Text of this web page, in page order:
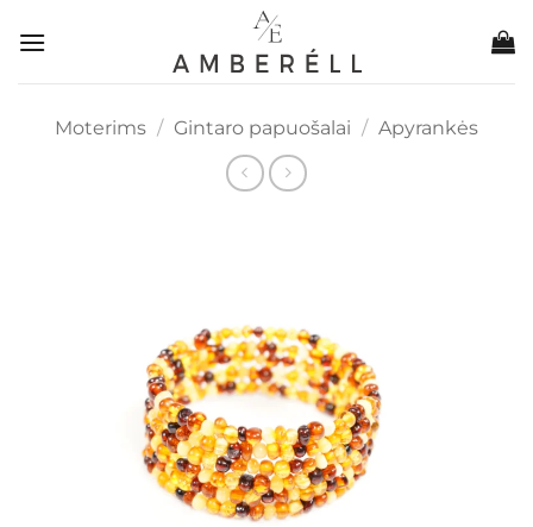
Moterims / Gintaro papuošalai / Apyrankės